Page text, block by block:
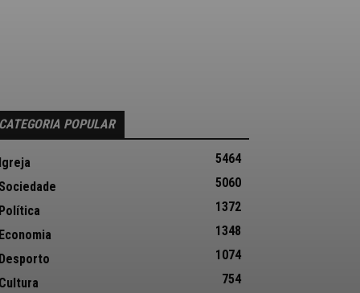
CATEGORIA POPULAR
Igreja
5464
Sociedade
5060
Política
1372
Economia
1348
Desporto
1074
Cultura
754